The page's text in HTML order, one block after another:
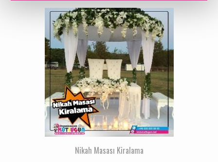
Nikah Masası Kiralama